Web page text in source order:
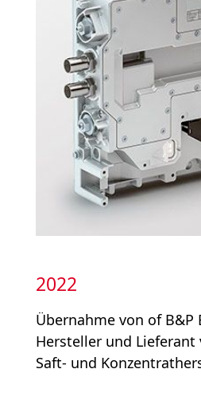
2022
Übernahme von of B&P
Hersteller und
Saft- und
Medienmitteilungen
Rechtliche Hinweise
Datenschutzerklärung
Zusätzliche
Hinweisgebersystem